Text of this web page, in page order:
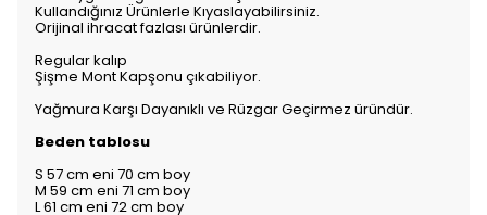
Kullandığınız Ürünlerle Kıyaslayabilirsiniz.
Orijinal ihracat fazlası ürünlerdir.
Regular kalıp
Şişme Mont Kapşonu çıkabiliyor.
Yağmura Karşı Dayanıklı ve Rüzgar Geçirmez üründür.
Beden tablosu
S 57 cm eni 70 cm boy
M 59 cm eni 71 cm boy
L 61 cm eni 72 cm boy